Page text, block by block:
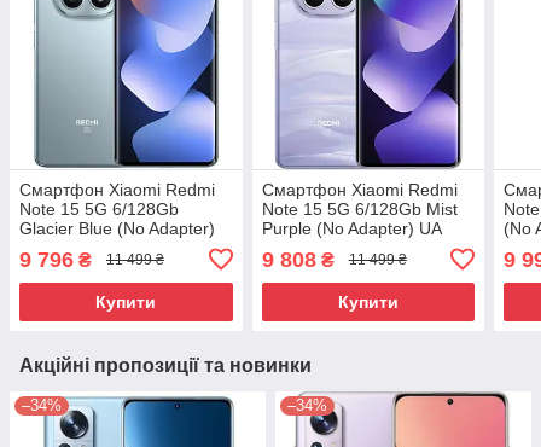
Смартфон Xiaomi Redmi
Note 15 5G 6/128Gb
Glacier Blue (No Adapter)
9 796 ₴ 11 499 ₴
Купити
Смартфон Xiaomi Redmi
Note 15 5G 6/128Gb Mist
Purple (No Adapter) UA
9 808₴ 11 499 ₴
Купити
(No
9
Акційні пропозиції та новинки
–34% –34%